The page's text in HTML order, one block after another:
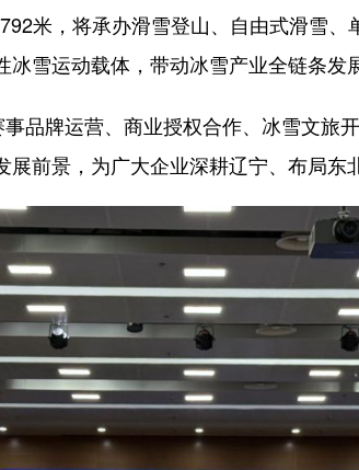
米，将承办滑雪登山、自由式滑雪
雪运动载体，带动冰雪产业全链条发
品牌运营、商业授权合作、冰雪文旅
前景，为广大企业深耕辽宁、布局东